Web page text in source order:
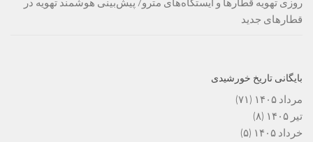
روزی تهویه قطارها و ایستگاه‌های مترو/ پیش‌بینی هوشمند تهویه در
قطارهای جدید
بایگانی تاریخ خورشیدی
مرداد ۱۴۰۵
(۷۱)
تیر ۱۴۰۵
(۸)
خرداد ۱۴۰۵
(۵)